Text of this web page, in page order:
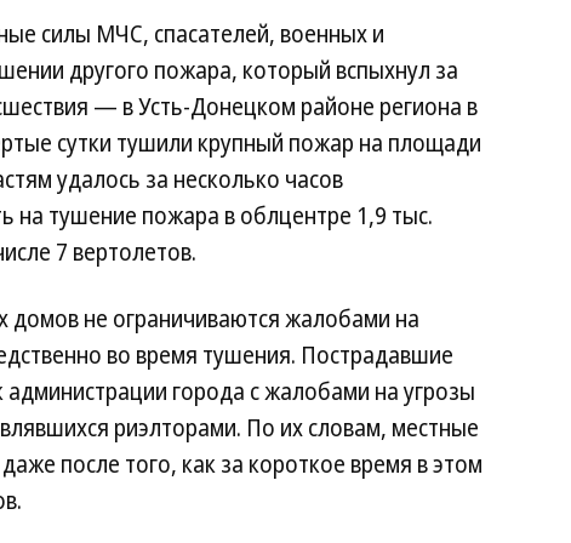
силы МЧС, спасателей, военных и
другого пожара, который вспыхнул за
— в Усть-Донецком районе региона в
сутки тушили крупный пожар на площади
удалось за несколько часов
на тушение пожара в облцентре 1,9 тыс.
7 вертолетов.
домов не ограничиваются жалобами на
во время тушения. Пострадавшие
города с жалобами на угрозы
риэлторами. По их словам, местные
после того, как за короткое время в этом